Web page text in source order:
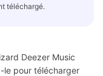
téléchargé.
Deezer Music
le pour télécharger